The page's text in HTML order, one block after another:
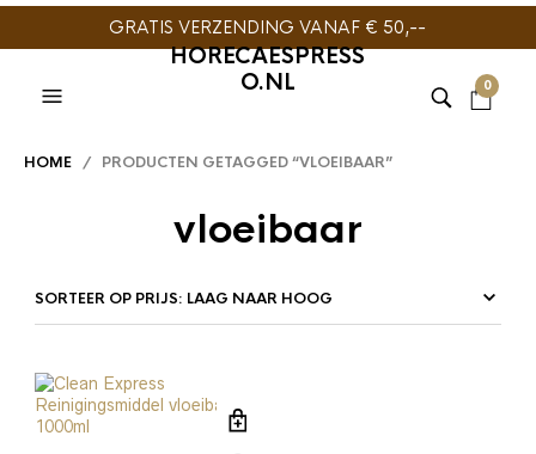
GRATIS VERZENDING VANAF € 50,--
HORECAESPRESS
O.NL
0
HOME / PRODUCTEN GETAGGED “VLOEIBAAR”
vloeibaar